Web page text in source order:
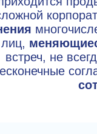
лиц,
встреч, не